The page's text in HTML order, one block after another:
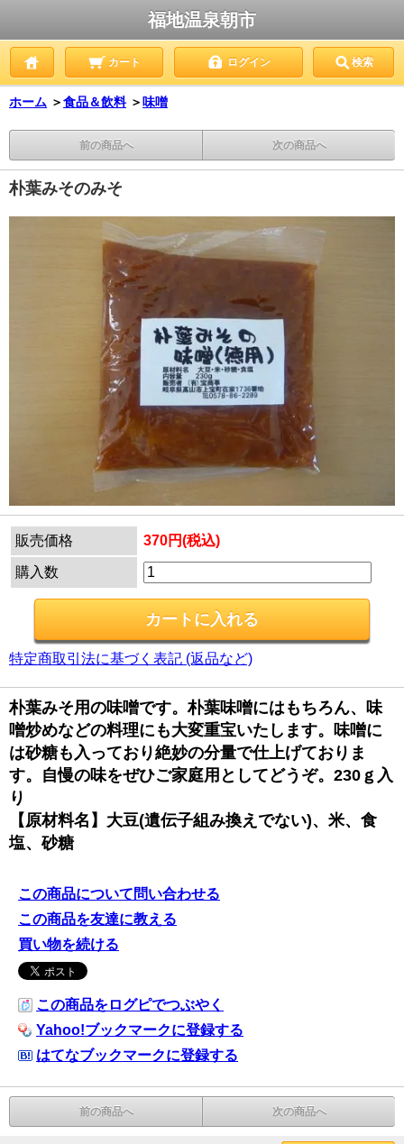
福地温泉朝市
カート ログイン 検索
ホーム ＞食品＆飲料 ＞ 味噌
前の商品へ 次の商品へ
朴葉みそのみそ
販売価格 370円(税込)
購入数
特定商取引法に基づく表記 (返品など)
朴葉みそ用の味噌です。朴葉味噌にはもちろん、味
噌炒めなどの料理にも大変重宝いたします。味噌に
は砂糖も入っており絶妙の分量で仕上げておりま
す。自慢の味をぜひご家庭用としてどうぞ。230ｇ入
り
【原材料名】大豆(遺伝子組み換えでない)、米、食
塩、砂糖
この商品について問い合わせる
この商品を友達に教える
買い物を続ける
この商品をログピでつぶやく
Yahoo!ブックマークに登録する
はてなブックマークに登録する
前の商品へ 次の商品へ